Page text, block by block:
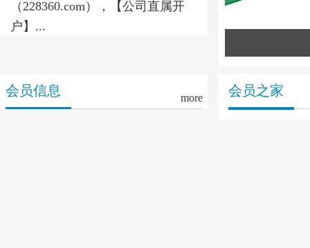
（228360.com），【公司直属开
户】...
会员信息 more 会员之家